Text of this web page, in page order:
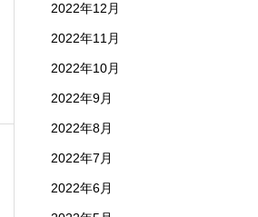
2022年12月
2022年11月
2022年10月
2022年9月
2022年8月
2022年7月
2022年6月